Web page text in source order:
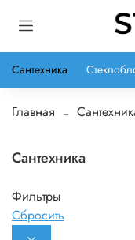
Сантехника
Главная
Сантехника
Фильтры
Сбросить